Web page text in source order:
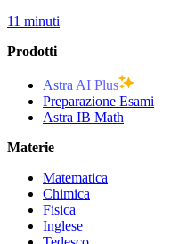
11 minuti
Prodotti
Astra AI Plus
Preparazione Esami
Astra IB Math
Materie
Matematica
Chimica
Fisica
Inglese